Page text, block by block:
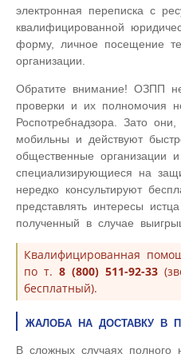
электронная переписка с
квалифицированной
форму, личное посещение
организации.
Обратите внимание! ОЗПП
проверки и их полномочия
Роспотребнадзора. Зато
мобильны и действуют
общественные организации
специализирующиеся на
нередко консультируют
представлять интересы
полученный в случае
Квалифицированная
по т.8 (800) 511-92-33
бесплатный).
ЖАЛОБА НА ДОСТАВКУ В
В сложных случаях полного